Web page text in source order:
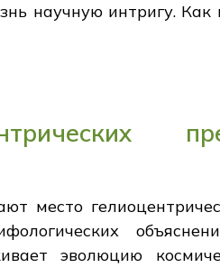
научную интригу.
место
эволюцию